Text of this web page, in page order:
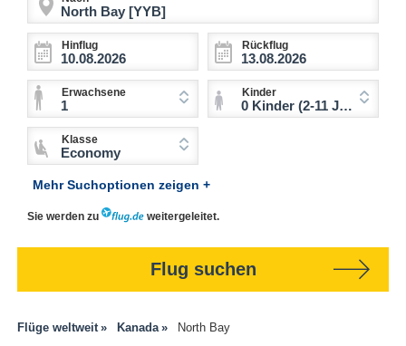
Hinflug Rückflug
Erwachsene
1
Kinder
0 Kinder (2-11 Jahre)
Klasse
Economy
Mehr Suchoptionen zeigen +
Sie werden zu weitergeleitet.
Flug suchen
Flüge weltweit Kanada North Bay